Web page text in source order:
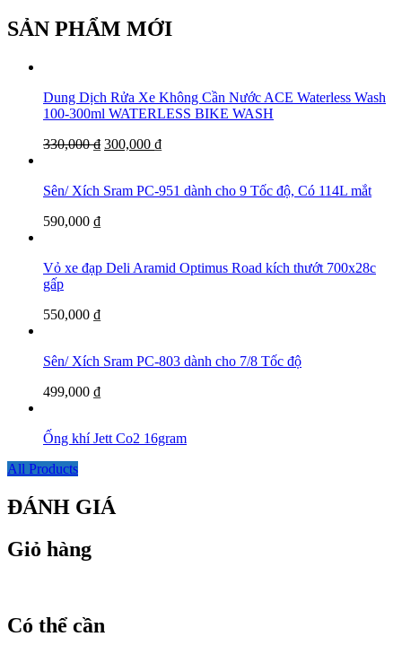
SẢN PHẨM MỚI
Dung Dịch Rửa Xe Không Cần Nước ACE Waterless Wash
100-300ml WATERLESS BIKE WASH
330,000₫ 300,000 ₫
Sên/ Xích Sram PC-951 dành cho 9 Tốc độ, Có 114L mắt
590,000 ₫
Vỏ xe đạp Deli Aramid Optimus Road kích thướt 700x28c
gấp
550,000 ₫
Sên/ Xích Sram PC-803 dành cho 7/8 Tốc độ
499,000 ₫
Ống khí Jett Co2 16gram
All Products
ĐÁNH GIÁ
Giỏ hàng
Có thể cần